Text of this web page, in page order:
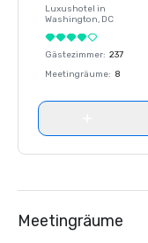
Luxushotel in
Washington, DC
Gästezimmer: 237
Meetingräume: 8
Meetingräume